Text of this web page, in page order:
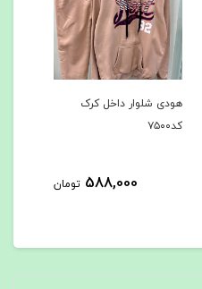
هودی شلوار داخل کرک
588,000 تومان